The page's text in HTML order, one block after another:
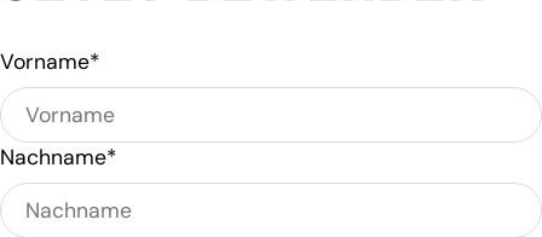
Vorname*
Nachname*